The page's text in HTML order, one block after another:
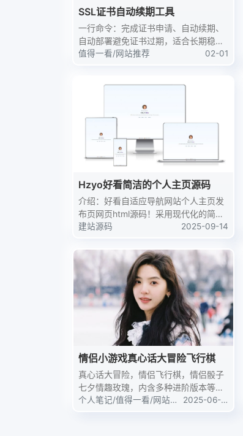
SSL证书自动续期工具
一行命令：完成证书申请、自动续期、
自动部署避免证书过期，适合长期稳定
运行的服务✅ 支持： Linux / Windows
值得一看/网站推荐 02-01
Hzyo好看简洁的个人主页源码
介绍：好看自适应导航网站个人主页发
布页网页html源码！采用现代化的简约
风格设计和丰富的下雪特效。记事本打
文字之类的修改，双击html文件可以本
地运行效果，...
建站源码 2025-09-14
情侣小游戏真心话大冒险飞行棋
真心话大冒险，情侣飞行棋，情侣骰子
七夕情趣玫瑰，内含多种进阶版本等。
地址：https://888333.xyz/ql/app/支
持安卓手机，苹果手机只能使用网页版
个人笔记/值得一看/网站推
2025-06-0
1